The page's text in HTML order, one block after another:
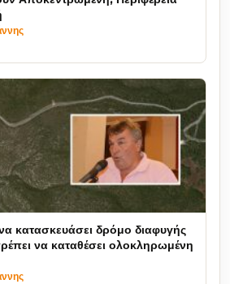
κατασκευάσει δρόμο διαφυγής
να καταθέσει ολοκληρωμένη